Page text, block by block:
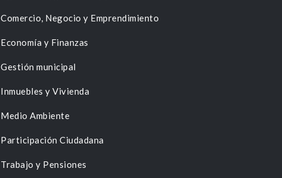
Comercio, Negocio y Emprendimiento
Economía y Finanzas
Gestión municipal
Inmuebles y Vivienda
Medio Ambiente
Participación Ciudadana
Trabajo y Pensiones